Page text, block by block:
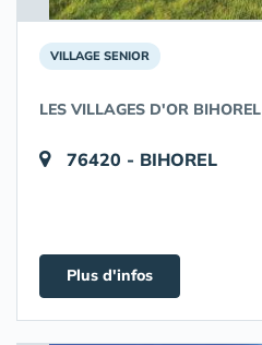
VILLAGE SENIOR
LES VILLAGES D'OR BIHOREL
76420 - BIHOREL
Plus d'infos